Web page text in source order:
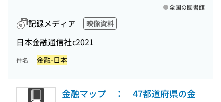
記録メディア 映像資料
日本金融通信社c2021
全国の図書館
件名 金融-日本
金融マップ ： 47都道府県の金